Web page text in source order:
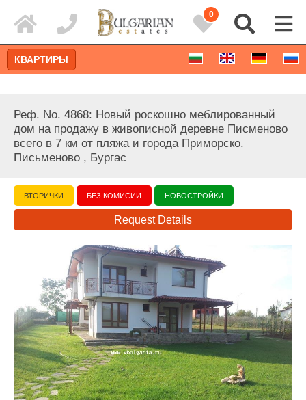
0
Расширенный поиск
КВАРТИРЫ
Реф. No. 4868: Новый роскошно меблированный
дом на продажу в живописной деревне Писменово
всего в 7 км от пляжа и города Приморско.
Письменово , Бургас
ВТОРИЧКИ БЕЗ КОМИСИИ НОВОСТРОЙКИ
Request Details